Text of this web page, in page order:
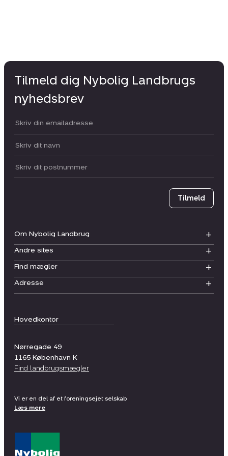
Hovedkontor
Nørregade 49
1165 København K
Find landbrugsmægler
Om Nybolig Landbrug
Andre sites
Find mægler
Adresse
Tilmeld dig Nybolig Landbrugs
nyhedsbrev
Din email:
Dit navn:
Postnummer
Tilmeld
Vi er en del af et foreningsejet selskab
Læs mere